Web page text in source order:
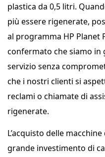
plastica da 0,5 litri.
più essere rigenerate,
al programma HP Planet
confermato che siamo
servizio senza
che i nostri clienti si
reclami o chiamate di
rigenerate.
L’acquisto delle
grande investimento di